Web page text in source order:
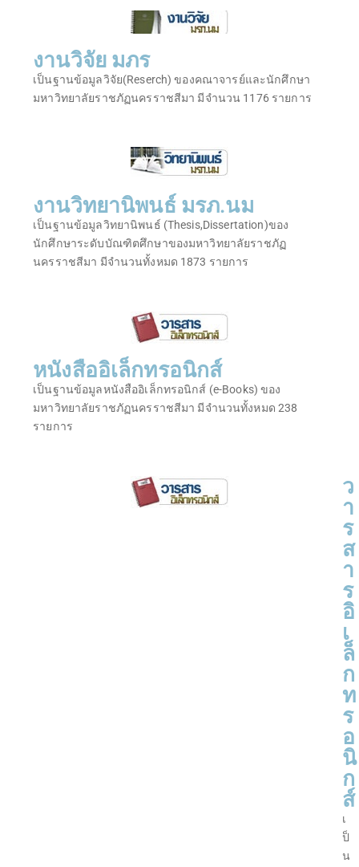
งานวิจัย มภร
เป็นฐานข้อมูลวิจัย(Reserch) ของคณาจารย์และนักศึกษา
มหาวิทยาลัยราชภัฏนครราชสีมา มีจำนวน 1176 รายการ
งานวิทยานิพนธ์ มรภ.นม
เป็นฐานข้อมูลวิทยานิพนธ์ (Thesis,Dissertation)ของ
นักศึกษาระดับบัณฑิตศึกษาของมหาวิทยาลัยราชภัฏ
นครราชสีมา มีจำนวนทั้งหมด 1873 รายการ
หนังสืออิเล็กทรอนิกส์
เป็นฐานข้อมูลหนังสืออิเล็กทรอนิกส์ (e-Books) ของ
มหาวิทยาลัยราชภัฏนครราชสีมา มีจำนวนทั้งหมด 238
รายการ
ว
า
ร
ส
า
ร
อิ
เ
ล็
ก
ท
ร
อ
นิ
ก
ส์
เ
ป็
น